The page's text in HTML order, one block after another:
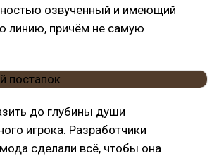
озвученный и имеющий
линию, причём не самую
до глубины души
игрока. Разработчики
сделали всё, чтобы она